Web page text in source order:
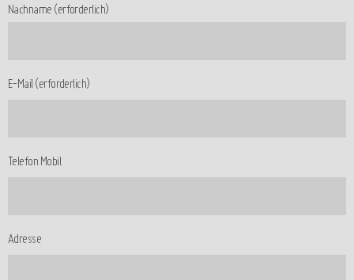
Nachname (erforderlich)
E-Mail (erforderlich)
Telefon Mobil
Adresse